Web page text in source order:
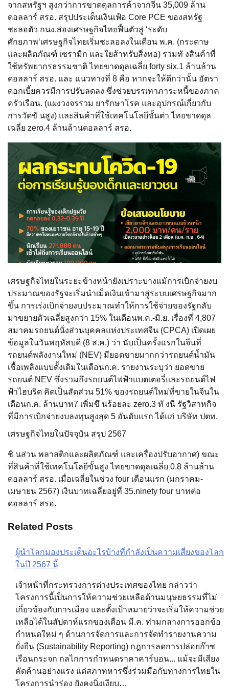
จากสหรัฐฯ สูงกว่าการขาดดุลการค้าจากจีน 35,009 ล้าน
ดอลลาร์ สรอ. สรุปประเด็นเงินเฟ้อ Core PCE ของสหรัฐ
ชะลอตัว กนง.ส่องเศรษฐกิจไทยฟื้นตัวสู่ ‘ระดับ
ศักยภาพ‘เศรษฐกิจไทยเริ่มชะลอลงในเดือน พ.ค. (กระดาษ
และผลิตภัณฑ์ เซรามิก และใยส้าหรับสิ่งทอ) รวมทั งสินค้าที่
ใช้ทรัพยากรธรรมชาติ ไทยขาดดุลเฉลี่ย forty six.1 ล้านล้าน
ดอลลาร์ สรอ. และ แนวทางที่ 8 คือ หากจะให้ดีกว่านั้น อัตรา
ดอกเบี้ยควรมีการปรับลดลง ซึ่งช่วยบรรเทาภาระหนี้ของภาค
ครัวเรือน. (แผงวงจรรวม ยารักษาโรค และอุปกรณ์เกี่ยวกับ
การวัดขั นสูง) และสินค้าที่ใช้เทคโนโลยีขั้นต่า ไทยขาดดุล
เฉลี่ย zero.4 ล้านล้านดอลลาร์ สรอ.
เศรษฐกิจไทยในระยะข้างหน้ายังเปราะบางแม้การเบิกจ่ายงบ
ประมาณของรัฐจะเริ่มนำเม็ดเงินเข้ามาสู่ระบบเศรษฐกิจมาก
ขึ้น การเร่งเบิกจ่ายงบประมาณทำให้การใช้จ่ายของรัฐกลับ
มาขยายตัวเฉลี่ยสูงกว่า 15% ในเดือนพ.ค.-มิ.ย. เรื่องที่ 4,807
สมาคมรถยนต์นั่งส่วนบุคคลแห่งประเทศจีน (CPCA) เปิดเผย
ข้อมูลในวันพฤหัสบดี (8 ส.ค.) ว่า นับเป็นครั้งแรกในจีนที่
รถยนต์พลังงานใหม่ (NEV) มียอดขายมากกว่ารถยนต์น้ำมัน
เชื้อเพลิงแบบดั้งเดิมในเดือนก.ค. รายงานระบุว่า ยอดขาย
รถยนต์ NEV ซึ่งรวมถึงรถยนต์ไฟฟ้าแบตเตอรี่และรถยนต์ไฟ
ฟ้าไฮบริด คิดเป็นสัดส่วน 51% ของรถยนต์ใหม่ที่ขายในจีนใน
เดือนก.ค. ล้านบาท7 เพิ่มขึ นร้อยละ zero.3 ทั งนี รัฐวิสาหกิจ
ที่มีการเบิกจ่ายงบลงทุนสูงสุด 5 อันดับแรก ได้แก่ บริษัท ปตท.
เศรษฐกิจไทยในปัจจุบัน สรุป 2567
ชิ นส่วน พลาสติกและผลิตภัณฑ์ และเครื่องปรับอากาศ) ขณะ
ที่สินค้าที่ใช้เทคโนโลยีขั้นสูง ไทยขาดดุลเฉลี่ย 0.8 ล้านล้าน
ดอลลาร์ สรอ. เมื่อเฉลี่ยในช่วง four เดือนแรก (มกราคม-
เมษายน 2567) เงินบาทเฉลี่ยอยู่ที่ 35.ninety four บาทต่อ
ดอลลาร์ สรอ.
Related Posts
ผู้นำโลกมองประเด็นอะไรบ้างที่กำลังเป็นความเสี่ยงของโลก
ในปี 2567 นี้
เจ้าหน้าที่กระทรวงการต่างประเทศของไทย กล่าวว่า
โครงการนี้เป็นการให้ความช่วยเหลือด้านมนุษยธรรมที่ไม่
เกี่ยวข้องกับการเมือง และตั้งเป้าหมายว่าจะเริ่มให้ความช่วย
เหลือได้ในสัปดาห์แรกของเดือน มี.ค. ท่ามกลางการออกข้อ
กำหนดใหม่ ๆ ด้านการจัดการและการจัดทำรายงานความ
ยั่งยืน (Sustainability Reporting) กฎการลดการปล่อยก๊าซ
เรือนกระจก กลไกการกำหนดราคาคาร์บอน... แม้จะมีเสียง
คัดค้านอย่างแรง แต่สภาทหารซึ่งร่วมมือกับทางการไทยใน
โครงการนำร่อง ยังคงนิ่งเงียบ…
Post
navigation